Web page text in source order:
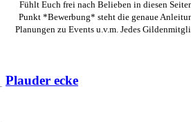
Fühlt Euch frei nach Belieben in diesen
Punkt *Bewerbung* steht die genaue
Planungen zu Events u.v.m. Jedes
Plauder ecke